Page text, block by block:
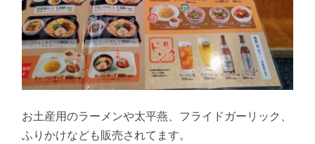
お土産用のラーメンや太平燕、フライドガーリック、
ふりかけなども販売されてます。